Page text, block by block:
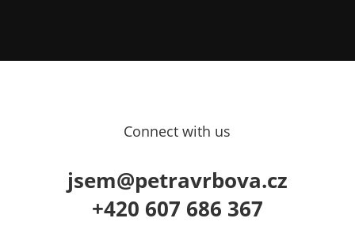
Connect with us
jsem@petravrbova.cz
+420 607 686 367